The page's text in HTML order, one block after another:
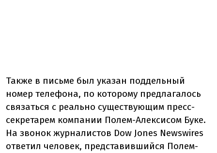
Также в письме был указан поддельный
номер телефона, по которому предлагалось
связаться с реально существующим пресс-
секретарем компании Полем-Алексисом Буке.
На звонок журналистов Dow Jones Newswires
ответил человек, представившийся Полем-